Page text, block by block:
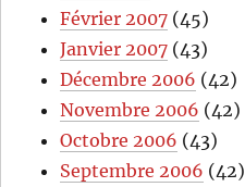
Février 2007 (45)
Janvier 2007 (43)
Décembre 2006 (42)
Novembre 2006 (42)
Octobre 2006 (43)
Septembre 2006 (42)